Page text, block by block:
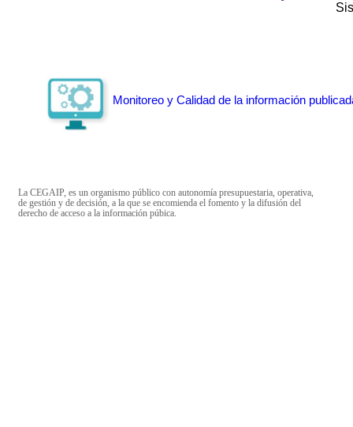
Monitoreo y Calidad de la información
La CEGAIP, es un organismo público con autonomía presupuestaria, operativa,
de gestión y de decisión, a la que se encomienda el fomento y la difusión del
derecho de acceso a la información púbica.